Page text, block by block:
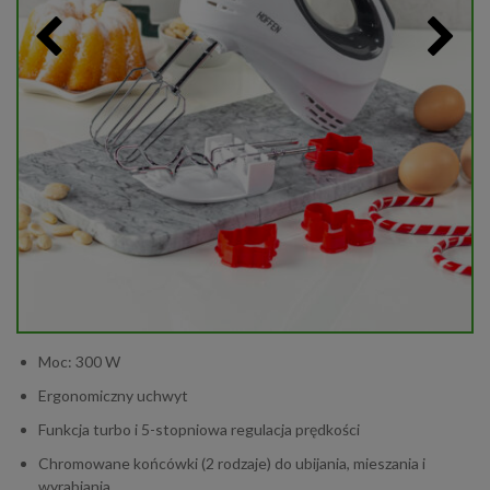
Moc: 300 W
Ergonomiczny uchwyt
Funkcja turbo i 5-stopniowa regulacja prędkości
Chromowane końcówki (2 rodzaje) do ubijania, mieszania i